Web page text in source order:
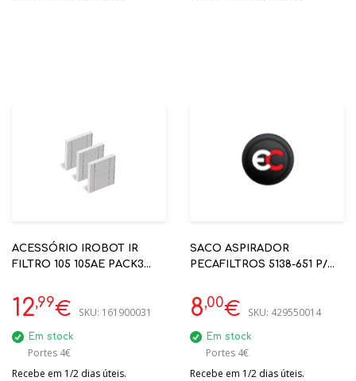
ACESSÓRIO IROBOT IR
FILTRO 105 105AE PACK3
12,99€ SKU: 161900031
Em stock
Portes 4€
Recebe em 1/2 dias úteis.
SACO ASPIRADOR
PECAFILTROS 5138-651 P/
8,00€ SKU: 429550014
Em stock
Portes 4€
Recebe em 1/2 dias úteis.